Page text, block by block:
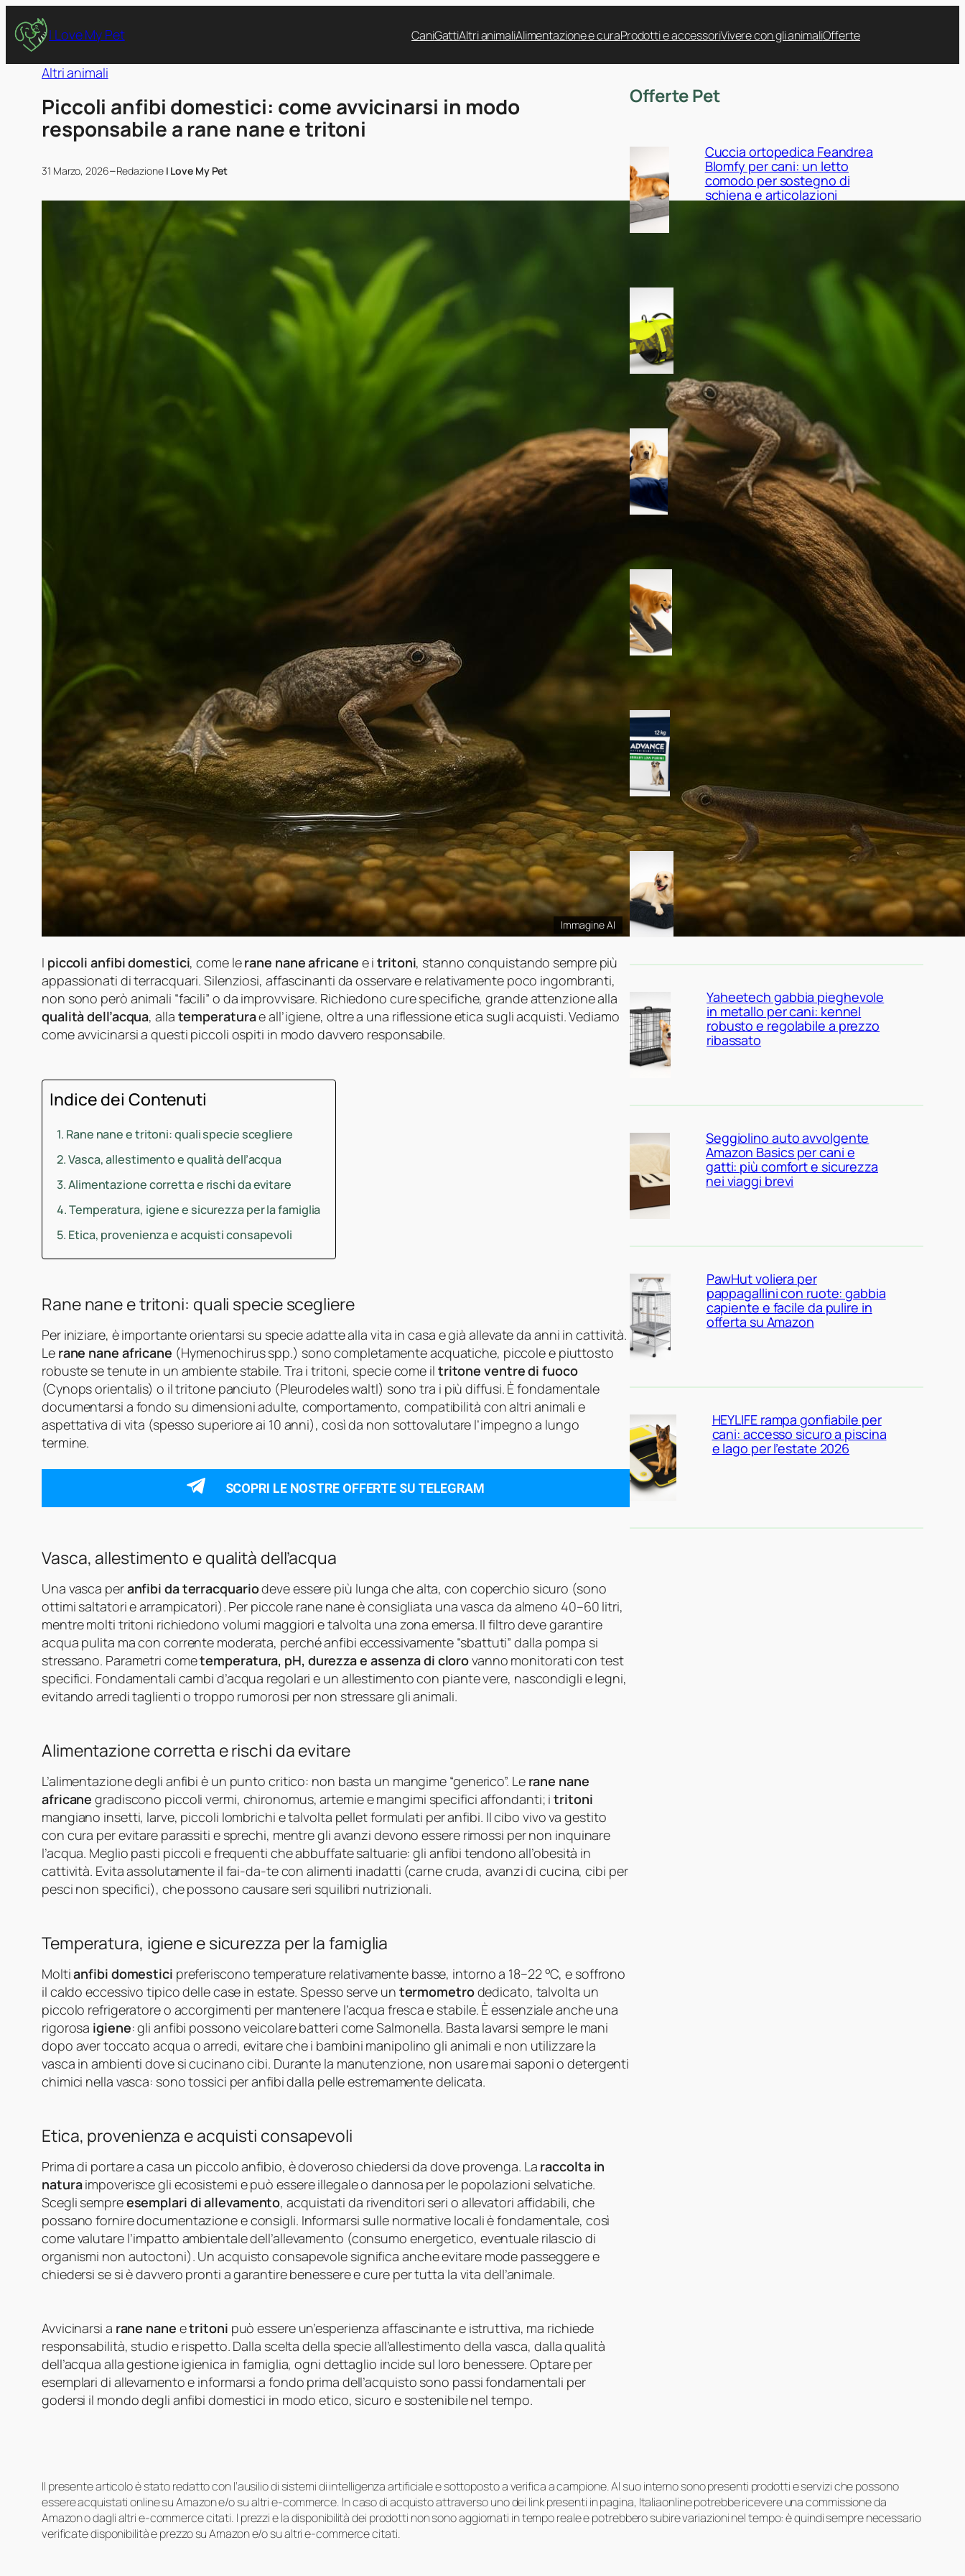
I Love My Pet CaniGattiAltri animaliAlimentazione e curaProdotti e accessoriVivere con gli animaliOfferte
Altri animali
Piccoli anfibi domestici: come avvicinarsi in modo
responsabile a rane nane e tritoni
31 Marzo, 2026–Redazione I Love My Pet
Immagine AI
I piccoli anfibi domestici, come lerane nane africane e itritoni, stanno conquistando sempre più
appassionati di terracquari. Silenziosi, affascinanti da osservare e relativamente poco ingombranti,
non sono però animali “facili” o da improvvisare. Richiedono cure specifiche, grande attenzione alla
qualità dell’acqua, alla temperaturae all’igiene, oltre a una riflessione etica sugli acquisti. Vediamo
come avvicinarsi a questi piccoli ospiti in modo davvero responsabile.
Indice dei Contenuti
Rane nane e tritoni: quali specie scegliere
Vasca, allestimento e qualità dell’acqua
Alimentazione corretta e rischi da evitare
Temperatura, igiene e sicurezza per la famiglia
Etica, provenienza e acquisti consapevoli
Rane nane e tritoni: quali specie scegliere
Per iniziare, è importante orientarsi su specie adatte alla vita in casa e già allevate da anni in cattività.
Le rane nane africane (Hymenochirus spp.) sono completamente acquatiche, piccole e piuttosto
robuste se tenute in un ambiente stabile. Tra i tritoni, specie come il tritone ventre di fuoco
(Cynops orientalis) o il tritone panciuto (Pleurodeles waltl) sono tra i più diffusi. È fondamentale
documentarsi a fondo su dimensioni adulte, comportamento, compatibilità con altri animali e
aspettativa di vita (spesso superiore ai 10 anni), così da non sottovalutare l’impegno a lungo
termine.
SCOPRI LE NOSTRE OFFERTE SU TELEGRAM
Vasca, allestimento e qualità dell’acqua
Una vasca peranfibi da terracquariodeve essere più lunga che alta, con coperchio sicuro (sono
ottimi saltatori e arrampicatori). Per piccole rane nane è consigliata una vasca da almeno 40–60 litri,
mentre molti tritoni richiedono volumi maggiori e talvolta una zona emersa. Il filtro deve garantire
acqua pulita ma con corrente moderata, perché anfibi eccessivamente “sbattuti” dalla pompa si
stressano. Parametri cometemperatura, pH, durezza e assenza di clorovanno monitorati con test
specifici. Fondamentali cambi d’acqua regolari e un allestimento con piante vere, nascondigli e legni,
evitando arredi taglienti o troppo rumorosi per non stressare gli animali.
Alimentazione corretta e rischi da evitare
L’alimentazione degli anfibi è un punto critico: non basta un mangime “generico”. Le rane nane
africane gradiscono piccoli vermi, chironomus, artemie e mangimi specifici affondanti; itritoni
mangiano insetti, larve, piccoli lombrichi e talvolta pellet formulati per anfibi. Il cibo vivo va gestito
con cura per evitare parassiti e sprechi, mentre gli avanzi devono essere rimossi per non inquinare
l’acqua. Meglio pasti piccoli e frequenti che abbuffate saltuarie: gli anfibi tendono all’obesità in
cattività. Evita assolutamente il fai-da-te con alimenti inadatti (carne cruda, avanzi di cucina, cibi per
pesci non specifici), che possono causare seri squilibri nutrizionali.
Temperatura, igiene e sicurezza per la famiglia
Moltianfibi domestici preferiscono temperature relativamente basse, intorno a 18–22 °C, e soffrono
il caldo eccessivo tipico delle case in estate. Spesso serve un termometrodedicato, talvolta un
piccolo refrigeratore o accorgimenti per mantenere l’acqua fresca e stabile. È essenziale anche una
rigorosa igiene: gli anfibi possono veicolare batteri come Salmonella. Basta lavarsi sempre le mani
dopo aver toccato acqua o arredi, evitare che i bambini manipolino gli animali e non utilizzare la
vasca in ambienti dove si cucinano cibi. Durante la manutenzione, non usare mai saponi o detergenti
chimici nella vasca: sono tossici per anfibi dalla pelle estremamente delicata.
Etica, provenienza e acquisti consapevoli
Prima di portare a casa un piccolo anfibio, è doveroso chiedersi da dove provenga. La raccolta in
naturaimpoverisce gli ecosistemi e può essere illegale o dannosa per le popolazioni selvatiche.
Scegli sempreesemplari di allevamento, acquistati da rivenditori seri o allevatori affidabili, che
possano fornire documentazione e consigli. Informarsi sulle normative locali è fondamentale, così
come valutare l’impatto ambientale dell’allevamento (consumo energetico, eventuale rilascio di
organismi non autoctoni). Un acquisto consapevole significa anche evitare mode passeggere e
chiedersi se si è davvero pronti a garantire benessere e cure per tutta la vita dell’animale.
Avvicinarsi a rane nane etritoni può essere un’esperienza affascinante e istruttiva, ma richiede
responsabilità, studio e rispetto. Dalla scelta della specie all’allestimento della vasca, dalla qualità
dell’acqua alla gestione igienica in famiglia, ogni dettaglio incide sul loro benessere. Optare per
esemplari di allevamento e informarsi a fondo prima dell’acquisto sono passi fondamentali per
godersi il mondo degli anfibi domestici in modo etico, sicuro e sostenibile nel tempo.
Offerte Pet
Cuccia ortopedica Feandrea
Blomfy per cani: un letto
comodo per sostegno di
schiena e articolazioni
Giubbotto di salvataggio
sicurezza in acqua tra mare,
lago e piscina
Coperta impermeabile
Dreamzie per cani e gatti:
proteggere divano e letto con
un telo morbido e lavabile
Rampa iPetba per cani grandi:
accesso sicuro a letto e
divano senza stress per le
Advance Veterinary Diets
Urinary Low Purine per cani:
quando può aiutare davvero i
KSIIA cuscino XL per cani
taglia grande: materassino
morbido e lavabile ideale per
l’interno
Yaheetech gabbia pieghevole
in metallo per cani: kennel
robusto e regolabile a prezzo
ribassato
Seggiolino auto avvolgente
Amazon Basics per cani e
gatti: più comfort e sicurezza
nei viaggi brevi
PawHut voliera per
pappagallini con ruote: gabbia
capiente e facile da pulire in
offerta su Amazon
HEYLIFE rampa gonfiabile per
cani: accesso sicuro a piscina
e lago per l’estate 2026
Il presente articolo è stato redatto con l’ausilio di sistemi di intelligenza artificiale e sottoposto a verifica a campione. Al suo interno sono presenti prodotti e servizi che possono
essere acquistati online su Amazon e/o su altri e-commerce. In caso di acquisto attraverso uno dei link presenti in pagina, Italiaonline potrebbe ricevere una commissione da
Amazon o dagli altri e-commerce citati. I prezzi e la disponibilità dei prodotti non sono aggiornati in tempo reale e potrebbero subire variazioni nel tempo: è quindi sempre necessario
verificate disponibilità e prezzo su Amazon e/o su altri e-commerce citati.